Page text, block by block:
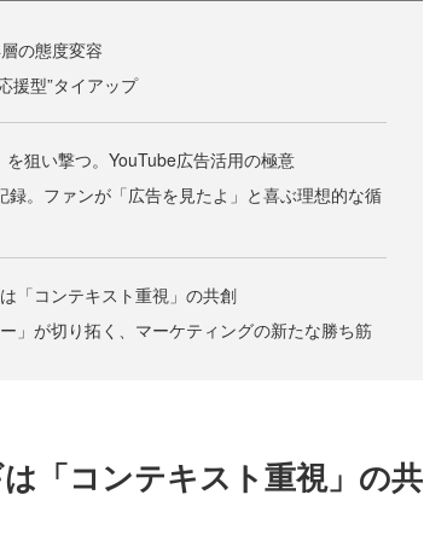
の態度変容
援型”タイアップ
狙い撃つ。YouTube広告活用の極意
録。ファンが「広告を見たよ」と喜ぶ理想的な循
「コンテキスト重視」の共創
」が切り拓く、マーケティングの新たな勝ち筋
「コンテキスト重視」の共